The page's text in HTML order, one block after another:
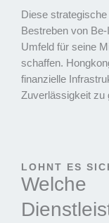
Diese
Bestreben von
Umfeld für seine
schaffen.
finanzielle
Zuverlässigkeit zu
LOHNT ES
Welche